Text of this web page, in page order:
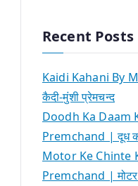
Recent Posts
Kaidi Kahani By
कैदी-मुंशी प्रेमचन्द
Doodh Ka Daam
Premchand | दूध
Motor Ke Chinte
Premchand | मोटर